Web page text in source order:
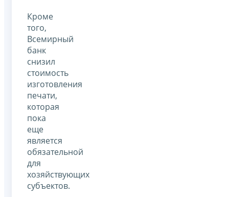
Кроме
того,
Всемирный
банк
снизил
стоимость
изготовления
печати,
которая
пока
еще
является
обязательной
для
хозяйствующих
субъектов.